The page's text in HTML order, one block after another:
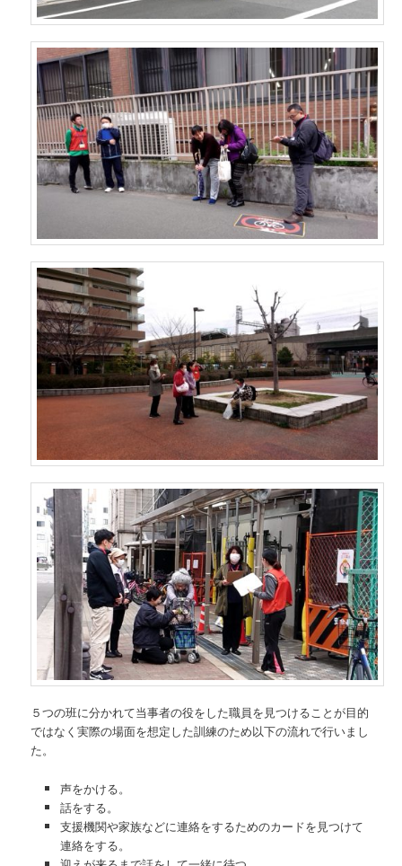
５つの班に分かれて当事者の役をした職員を見つけることが目的
ではなく実際の場面を想定した訓練のため以下の流れで行いまし
た。
声をかける。
話をする。
支援機関や家族などに連絡をするためのカードを見つけて
連絡をする。